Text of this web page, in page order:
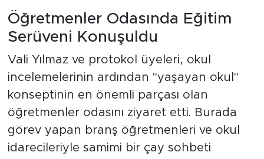
Öğretmenler Odasında Eğitim
Serüveni Konuşuldu
Vali Yılmaz ve protokol üyeleri, okul
incelemelerinin ardından "yaşayan okul"
konseptinin en önemli parçası olan
öğretmenler odasını ziyaret etti. Burada
görev yapan branş öğretmenleri ve okul
idarecileriyle samimi bir çay sohbeti